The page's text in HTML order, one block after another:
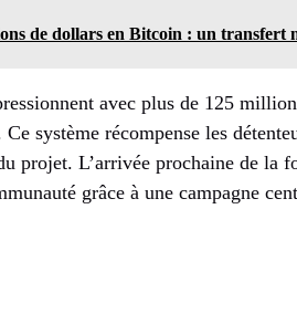
de dollars en Bitcoin : un transfert
avec plus de 125
système récompense les
projet. L’arrivée prochaine de la
grâce à une campagne